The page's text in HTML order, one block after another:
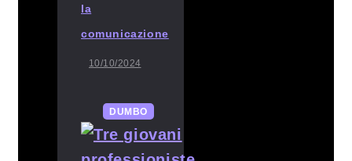
la
comunicazione
10/10/2024
DUMBO